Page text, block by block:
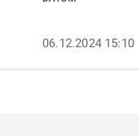
06.12.2024 15:10